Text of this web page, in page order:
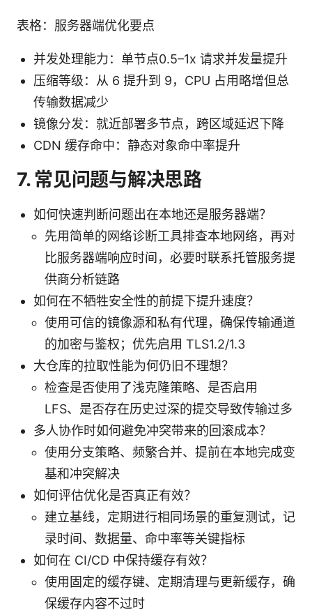
表格：服务器端优化要点
并发处理能力：单节点0.5–1x 请求并发量提升
压缩等级：从 6 提升到 9，CPU 占用略增但总
传输数据减少
镜像分发：就近部署多节点，跨区域延迟下降
CDN 缓存命中：静态对象命中率提升
7. 常见问题与解决思路
如何快速判断问题出在本地还是服务器端？
先用简单的网络诊断工具排查本地网络，再对
比服务器端响应时间，必要时联系托管服务提
供商分析链路
如何在不牺牲安全性的前提下提升速度？
使用可信的镜像源和私有代理，确保传输通道
的加密与鉴权；优先启用 TLS1.2/1.3
大仓库的拉取性能为何仍旧不理想？
检查是否使用了浅克隆策略、是否启用
LFS、是否存在历史过深的提交导致传输过多
多人协作时如何避免冲突带来的回滚成本？
使用分支策略、频繁合并、提前在本地完成变
基和冲突解决
如何评估优化是否真正有效？
建立基线，定期进行相同场景的重复测试，记
录时间、数据量、命中率等关键指标
如何在 CI/CD 中保持缓存有效？
使用固定的缓存键、定期清理与更新缓存，确
保缓存内容不过时